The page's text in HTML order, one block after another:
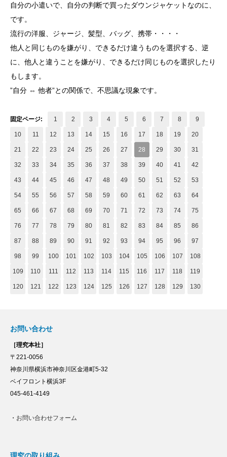
自分の小遣いで、自分の判断で買ったダウンジャケットなのに、
です。
流行の洋服、ジャージ、髪型、バッグ、携帯・・・・
他人と同じものを嫌がり、できるだけ違うものを選択する、逆
に、他人と違うことを嫌がり、できるだけ同じものを選択したり
もします。
”自分 ⇔ 他者”との関係で、不思議な現象です。
固定ページ: 1 2 3 4 5 6 7 8 9
10 11 12 13 14 15 16 17 18 19 20
21 22 23 24 25 26 27 28 29 30 31
32 33 34 35 36 37 38 39 40 41 42
43 44 45 46 47 48 49 50 51 52 53
54 55 56 57 58 59 60 61 62 63 64
65 66 67 68 69 70 71 72 73 74 75
76 77 78 79 80 81 82 83 84 85 86
87 88 89 90 91 92 93 94 95 96 97
98 99 100 101 102 103 104 105 106 107 108
109 110 111 112 113 114 115 116 117 118 119
120 121 122 123 124 125 126 127 128 129 130
お問い合わせ
［理究本社］
〒221-0056
神奈川県横浜市神奈川区金港町5-32
ベイフロント横浜3F
045-461-4149
・ お問い合わせフォーム
理究の取り組み